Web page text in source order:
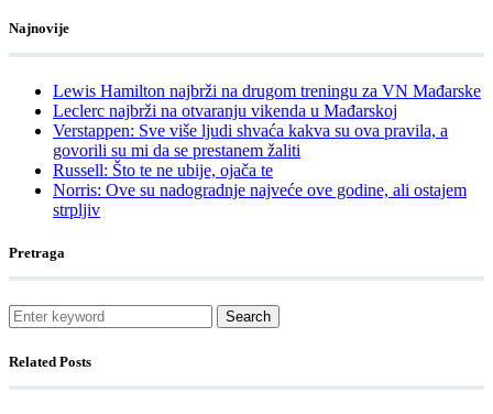
Najnovije
Lewis Hamilton najbrži na drugom treningu za VN Mađarske
Leclerc najbrži na otvaranju vikenda u Mađarskoj
Verstappen: Sve više ljudi shvaća kakva su ova pravila, a
govorili su mi da se prestanem žaliti
Russell: Što te ne ubije, ojača te
Norris: Ove su nadogradnje najveće ove godine, ali ostajem
strpljiv
Pretraga
Search
Related Posts